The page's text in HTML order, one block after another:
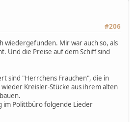
#206
wiedergefunden. Mir war auch so, als
Und die Preise auf dem Schiff sind
sind "Herrchens Frauchen", die in
Kreisler-Stücke aus ihrem alten
im Polittbüro folgende Lieder